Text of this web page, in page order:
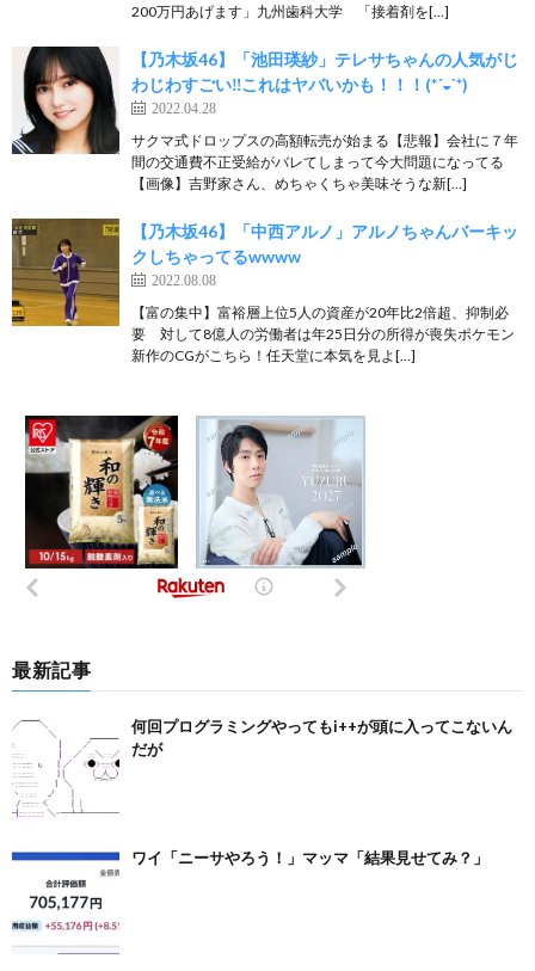
200万円あげます」九州歯科大学 「接着剤を[…]
【乃木坂46】「池田瑛紗」テレサちゃんの人気がじ
わじわすごい‼︎これはヤバいかも！！！(*´◒`*)
2022.04.28
サクマ式ドロップスの高額転売が始まる【悲報】会社に７年
間の交通費不正受給がバレてしまって今大問題になってる
【画像】吉野家さん、めちゃくちゃ美味そうな新[…]
【乃木坂46】「中西アルノ」アルノちゃんバーキッ
クしちゃってるwwww
2022.08.08
【富の集中】富裕層上位5人の資産が20年比2倍超、抑制必
要 対して8億人の労働者は年25日分の所得が喪失ポケモン
新作のCGがこちら！任天堂に本気を見よ[…]
最新記事
何回プログラミングやってもi++が頭に入ってこないん
だが
ワイ「ニーサやろう！」マッマ「結果見せてみ？」